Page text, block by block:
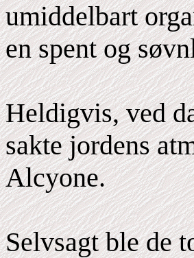
umiddelbart
en spent og
Heldigvis, ved
sakte jordens
Alcyone.
Selvsagt ble de